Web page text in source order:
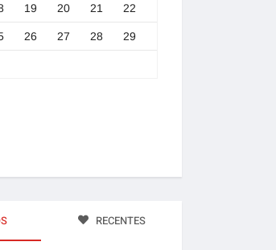
19 20 21 22
26 27 28 29
RECENTES